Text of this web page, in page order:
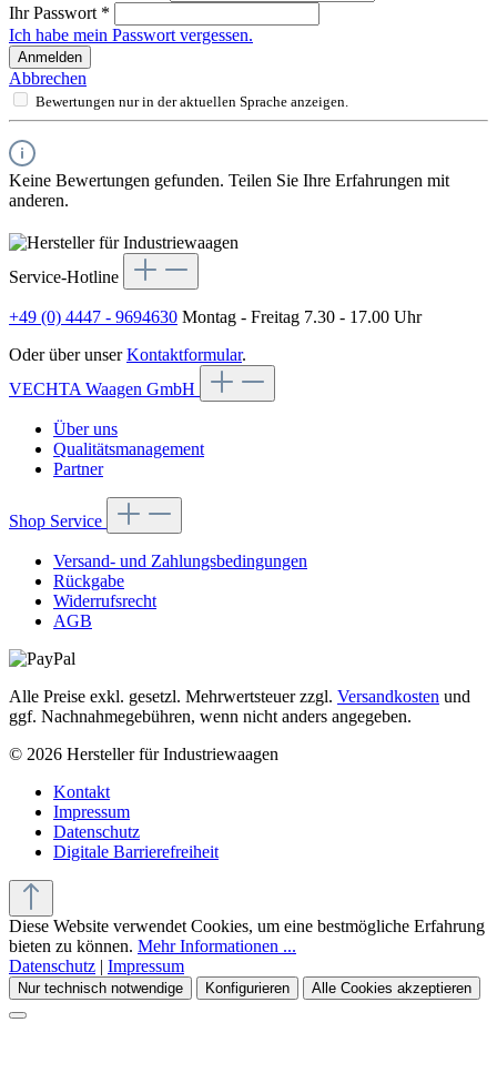
Ihr Passwort *
Ich habe mein Passwort vergessen.
Anmelden
Abbrechen
Bewertungen nur in der aktuellen Sprache anzeigen.
Keine Bewertungen gefunden. Teilen Sie Ihre Erfahrungen mit
anderen.
Service-Hotline
+49 (0) 4447 - 9694630 Montag - Freitag 7.30 - 17.00 Uhr
Oder über unserKontaktformular.
VECHTA Waagen GmbH
Über uns
Qualitätsmanagement
Partner
Shop Service
Versand- und Zahlungsbedingungen
Rückgabe
Widerrufsrecht
AGB
Alle Preise exkl. gesetzl. Mehrwertsteuer zzgl. Versandkosten und
ggf. Nachnahmegebühren, wenn nicht anders angegeben.
© 2026 Hersteller für Industriewaagen
Kontakt
Impressum
Datenschutz
Digitale Barrierefreiheit
Diese Website verwendet Cookies, um eine bestmögliche Erfahrung
bieten zu können. Mehr Informationen ...
Datenschutz | Impressum
Nur technisch notwendige Konfigurieren Alle Cookies akzeptieren